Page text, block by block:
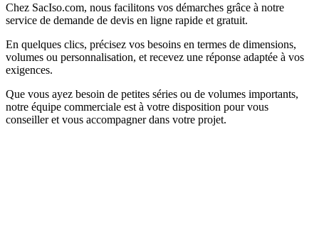
Chez SacIso.com, nous facilitons vos démarches grâce à notre
service de demande de devis en ligne rapide et gratuit.
En quelques clics, précisez vos besoins en termes de dimensions,
volumes ou personnalisation, et recevez une réponse adaptée à vos
exigences.
Que vous ayez besoin de petites séries ou de volumes importants,
notre équipe commerciale est à votre disposition pour vous
conseiller et vous accompagner dans votre projet.